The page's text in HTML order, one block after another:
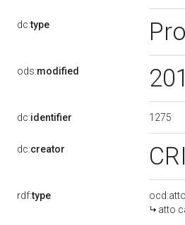
dc:type
ods:modified
dc:identifier 1275
dc:creator
rdf:type
ocd:atto
atto